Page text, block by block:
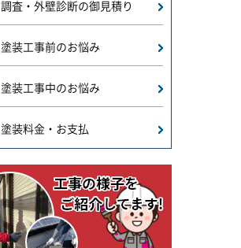
調査・外壁診断の御見積り
塗装工事前のお悩み
塗装工事中のお悩み
塗装料金・お支払